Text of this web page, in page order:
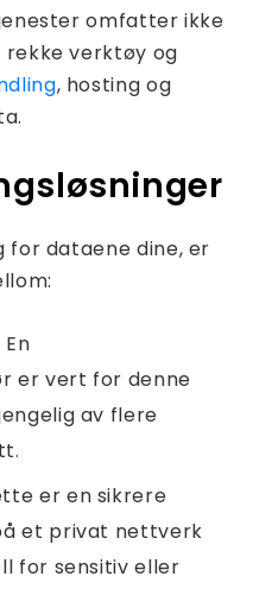
omfatter ikke
rekke verktøy og
, hosting og
for dataene dine, er
En
er vert for denne
av flere
er en sikrere
et privat nettverk
for sensitiv eller